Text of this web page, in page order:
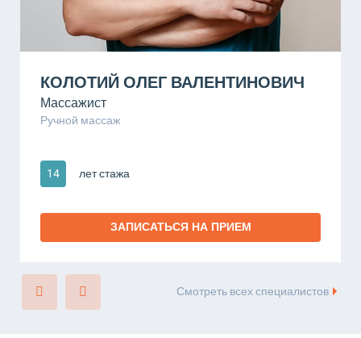
КОЛОТИЙ ОЛЕГ ВАЛЕНТИНОВИЧ
Массажист
Ручной массаж
14 лет стажа
ЗАПИСАТЬСЯ НА ПРИЕМ
Смотреть всех специалистов